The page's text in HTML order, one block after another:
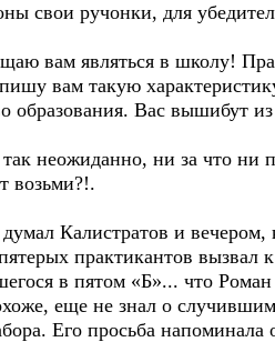
свои ручонки, для
вам являться в школу!
вам такую
образования. Вас вышибут из
неожиданно, ни за что ни
возьми?!.
Калистратов и вечером,
практикантов вызвал
в пятом «Б»... что Роман
еще не знал о
Его просьба напоминала